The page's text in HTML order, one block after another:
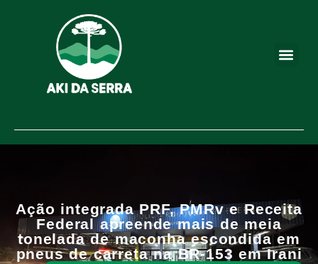
Ação integrada PRF, PMRv e Receita
Federal apreende mais de meia
tonelada de maconha escondida em
pneus de carreta na BR-153 em Irani